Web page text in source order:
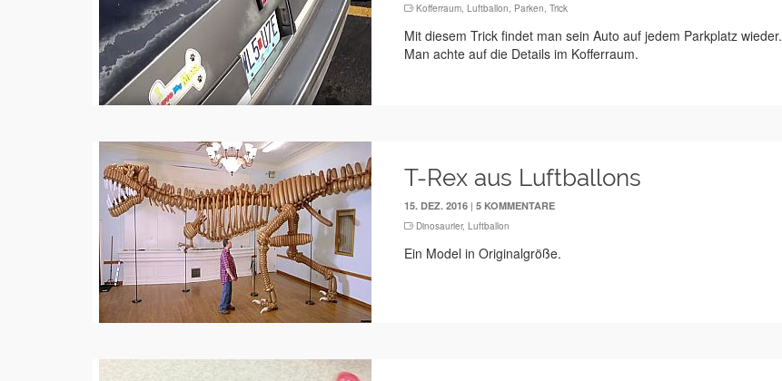
Kofferraum,Luftballon, Parken,Trick
Mit diesem Trick findet man sein Auto auf jedem Parkplatz wieder.
Man achte auf die Details im Kofferraum.
T-Rex aus Luftballons
15. DEZ. 2016 |5 KOMMENTARE
Dinosaurier,Luftballon
Ein Model in Originalgröße.